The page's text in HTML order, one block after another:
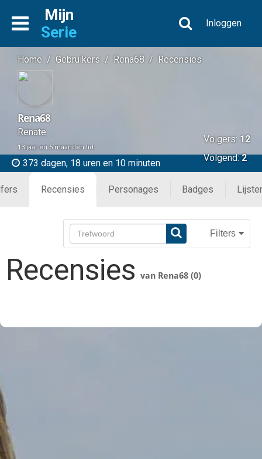
Mijn
Serie
Inloggen
Home / Gebruikers / Rena68 / Recensies
Rena68
Renate
13 jaar en 5 maanden lid
373 dagen, 18 uren en 10 minuten
Volgers: 12
Volgend:2
Recensies Personages Badges
Filters
Recensies van Rena68 (0)